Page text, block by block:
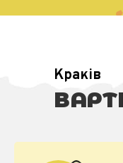
Краків